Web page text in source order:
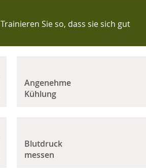
Sie so, dass sie sich gut
Angenehme
Kühlung
Blutdruck
messen